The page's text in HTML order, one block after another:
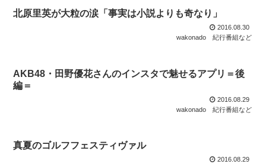
北原里英が大粒の涙「事実は小説よりも奇なり」
2016.08.30
wakonado
紀行番組など
AKB48・田野優花さんのインスタで魅せるアプリ＝後
編＝
2016.08.29
wakonado
紀行番組など
真夏のゴルフフェスティヴァル
2016.08.29